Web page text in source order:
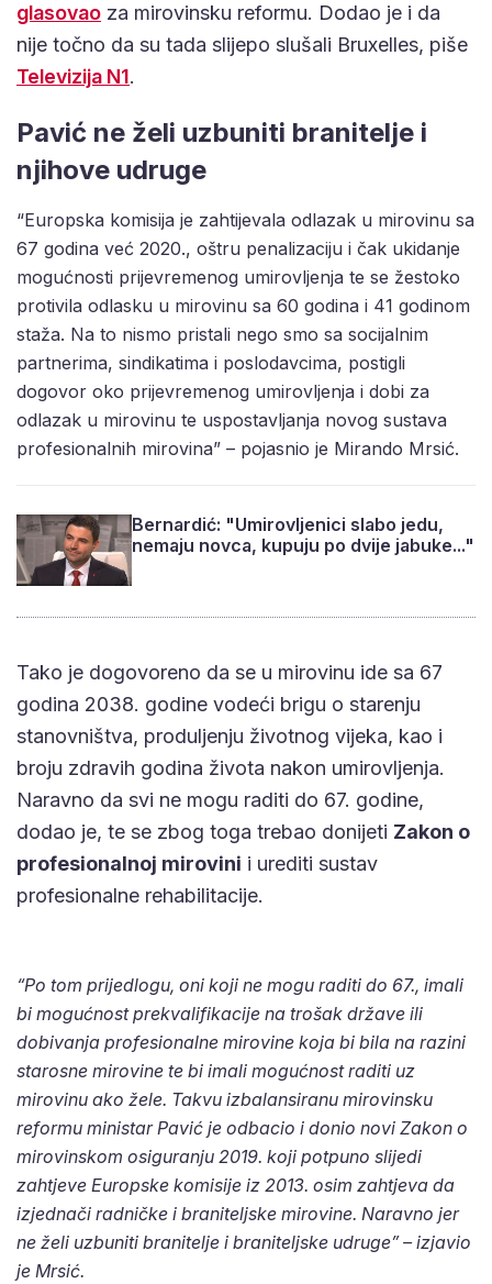
glasovao za mirovinsku reformu. Dodao je i da
nije točno da su tada slijepo slušali Bruxelles, piše
Televizija N1.
Pavić ne želi uzbuniti branitelje i
njihove udruge
“Europska komisija je zahtijevala odlazak u mirovinu sa
67 godina već 2020., oštru penalizaciju i čak ukidanje
mogućnosti prijevremenog umirovljenja te se žestoko
protivila odlasku u mirovinu sa 60 godina i 41 godinom
staža. Na to nismo pristali nego smo sa socijalnim
partnerima, sindikatima i poslodavcima, postigli
dogovor oko prijevremenog umirovljenja i dobi za
odlazak u mirovinu te uspostavljanja novog sustava
profesionalnih mirovina” – pojasnio je Mirando Mrsić.
Bernardić: "Umirovljenici slabo jedu,
nemaju novca, kupuju po dvije jabuke..."
Tako je dogovoreno da se u mirovinu ide sa 67
godina 2038. godine vodeći brigu o starenju
stanovništva, produljenju životnog vijeka, kao i
broju zdravih godina života nakon umirovljenja.
Naravno da svi ne mogu raditi do 67. godine,
dodao je, te se zbog toga trebao donijeti Zakon o
profesionalnoj mirovini i urediti sustav
profesionalne rehabilitacije.
“Po tom prijedlogu, oni koji ne mogu raditi do 67., imali
bi mogućnost prekvalifikacije na trošak države ili
dobivanja profesionalne mirovine koja bi bila na razini
starosne mirovine te bi imali mogućnost raditi uz
mirovinu ako žele. Takvu izbalansiranu mirovinsku
reformu ministar Pavić je odbacio i donio novi Zakon o
mirovinskom osiguranju 2019. koji potpuno slijedi
zahtjeve Europske komisije iz 2013. osim zahtjeva da
izjednači radničke i braniteljske mirovine. Naravno jer
ne želi uzbuniti branitelje i braniteljske udruge” – izjavio
je Mrsić.